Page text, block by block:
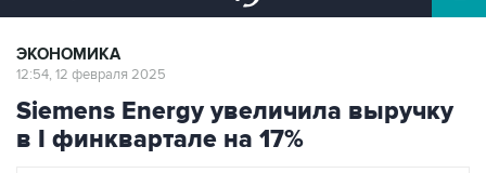
ЭКОНОМИКА
12:54, 12 февраля 2025
Siemens Energy увеличила выручку
в I финквартале на 17%